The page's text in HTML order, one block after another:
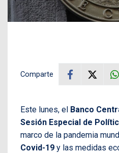
Comparte
Este lunes, el Banco
Sesión Especial de
marco de la pandemia
Covid-19 y las medidas